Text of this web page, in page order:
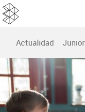
Actualidad Junior